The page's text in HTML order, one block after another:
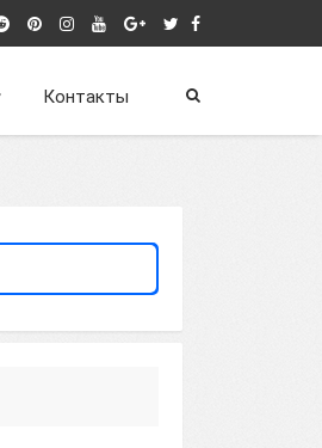
Контакты